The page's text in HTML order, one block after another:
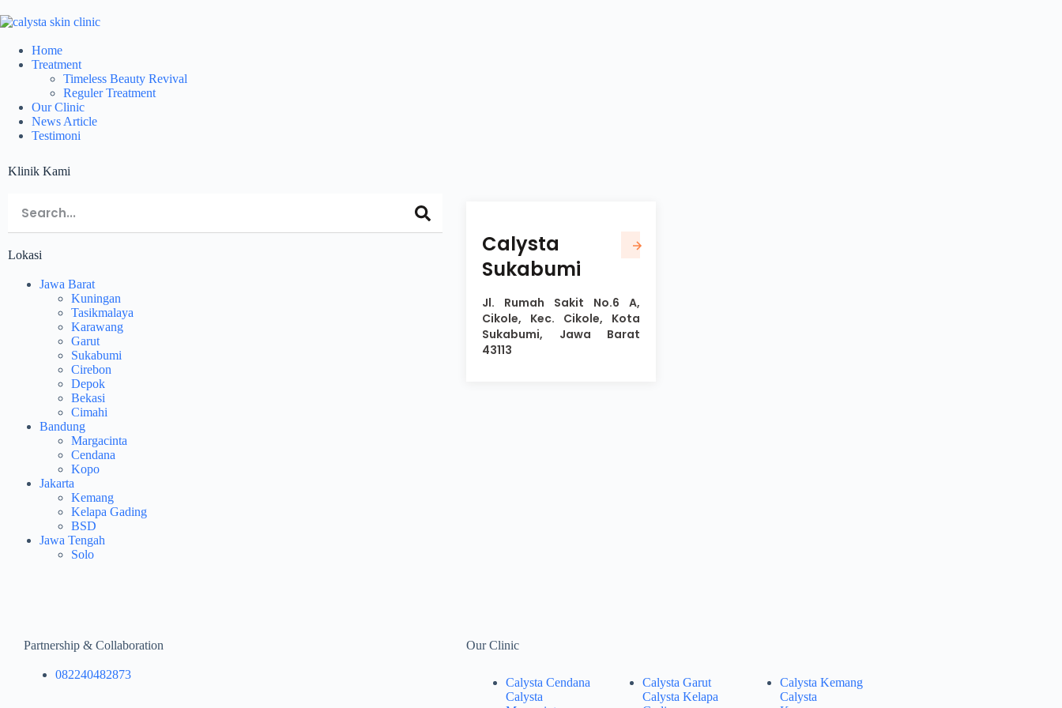
Home
Treatment
Timeless Beauty Revival
Reguler Treatment
Our Clinic
News Article
Testimoni
Klinik Kami
Lokasi
Jawa Barat
Kuningan
Tasikmalaya
Karawang
Garut
Sukabumi
Cirebon
Depok
Bekasi
Cimahi
Bandung
Margacinta
Cendana
Kopo
Jakarta
Kemang
Kelapa Gading
BSD
Jawa Tengah
Solo
Calysta
Sukabumi
Jl. Rumah Sakit No.6 A,
Cikole, Kec. Cikole, Kota
Sukabumi, Jawa Barat
43113
Partnership & Collaboration
082240482873
Our Clinic
Calysta Cendana
Calysta
Calysta Garut
Calysta Kelapa
Calysta Kemang
Calysta